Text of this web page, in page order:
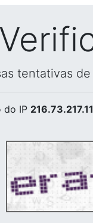
tentativas
do IP